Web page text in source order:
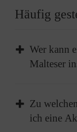
Häufig
Wer kann
Malteser
Jeder, der
für die
Zu
ich eine